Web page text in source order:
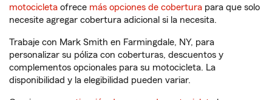
motocicleta ofrece más opciones de cobertura para que solo
necesite agregar cobertura adicional si la necesita.
Trabaje con Mark Smith en Farmingdale, NY, para
personalizar su póliza con coberturas, descuentos y
complementos opcionales para su motocicleta. La
disponibilidad y la elegibilidad pueden variar.